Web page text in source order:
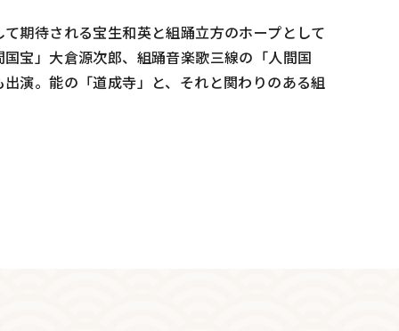
期待される宝生和英と組踊立方のホープとして
宝」大倉源次郎、組踊音楽歌三線の「人間国
演。能の「道成寺」と、それと関わりのある組